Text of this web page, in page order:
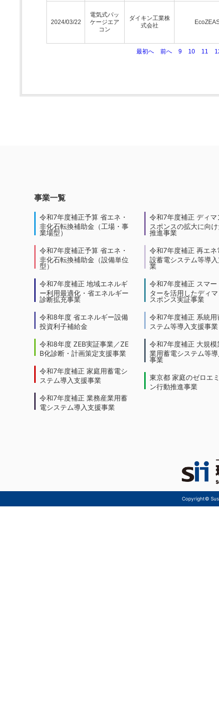
2024/03/22
電気式パッ
ケージエア
コン
ダイキン工業株
式会社
最初へ 前へ 9 10 11
事業一覧
令和7年度補正予算 省エネ・
非化石転換補助金（工場・事
業場型）
令和7年度補正予算 省エネ・
非化石転換補助金（設備単位
型）
令和7年度補正 地域エネルギ
ー利用最適化・省エネルギー
診断拡充事業
令和8年度 省エネルギー設備
投資利子補給金
令和8年度 ZEB実証事業／ZE
B化診断・計画策定支援事業
令和7年度補正 家庭用蓄電シ
ステム導入支援事業
令和7年度補正 業務産業用蓄
電システム導入支援事業
令和7年度補正 ディマ
スポンスの拡大に向
推進事業
令和7年度補正 再エネ
設蓄電システム等導
業
令和7年度補正 スマー
ターを活用したディ
スポンス実証事業
令和7年度補正 系統用
ステム等導入支援事業
令和7年度補正 大規模
業用蓄電システム等
事業
東京都 家庭のゼロエ
ン行動推進事業
Copyright©